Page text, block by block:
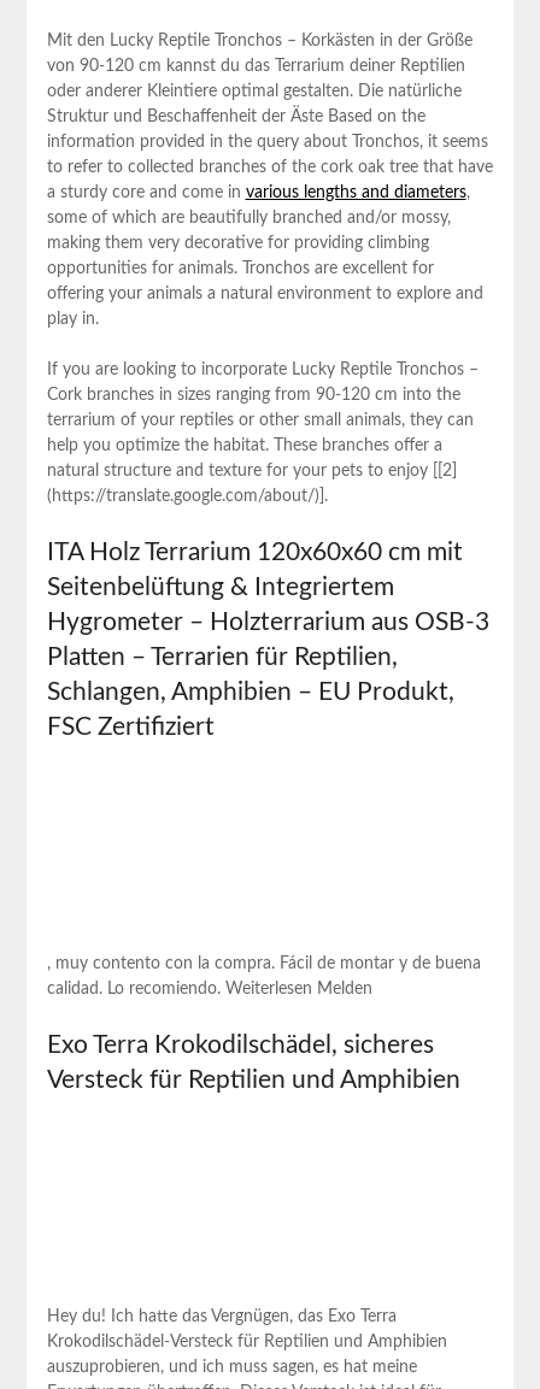
Mit⁣ den Lucky Reptile​ Tronchos – Korkästen in der Größe
von 90-120 cm ⁢kannst du das Terrarium deiner Reptilien
oder anderer Kleintiere optimal gestalten. Die natürliche
Struktur und Beschaffenheit der Äste Based on⁣ the
information⁢ provided in the query about Tronchos, it seems
to refer ⁤to collected branches of the cork ‌oak tree⁣ that have
a sturdy core and come in various lengths and diameters,
some of which are beautifully branched and/or mossy,
making them very decorative for providing climbing
opportunities for animals. Tronchos are excellent⁤ for
offering your animals a natural environment to explore and
play in.
If you are looking to⁢ incorporate Lucky Reptile Tronchos –
Cork branches in sizes ranging from 90-120 cm into the
terrarium of your reptiles or other small animals, they‌ can
help you⁤ optimize the habitat. These branches offer a⁣
natural structure and texture for your pets ⁢to enjoy [[2]
(https://translate.google.com/about/)].
ITA Holz Terrarium 120x60x60 cm mit
Seitenbelüftung & Integriertem
Hygrometer​ – Holzterrarium aus OSB-3
Platten – Terrarien für Reptilien,
Schlangen, Amphibien‌ – EU ⁢Produkt,
FSC Zertifiziert
, muy contento con la compra. Fácil de montar y de buena
calidad. Lo recomiendo. Weiterlesen Melden
Exo Terra Krokodilschädel, sicheres
Versteck für Reptilien ‌und Amphibien
Hey du!​ Ich hatte das ‌Vergnügen, das Exo Terra
Krokodilschädel-Versteck ‍für Reptilien und ‍Amphibien
auszuprobieren, und ich muss sagen, ⁤es hat meine